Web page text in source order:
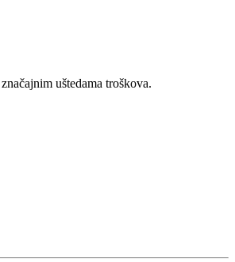
uštedama troškova.